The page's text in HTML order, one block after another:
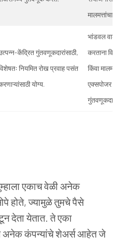
मालमत्तांचा
केंद्रितगुंतवणूकदारांसाठी,
नियमितरोखप्रवाहपसंत
योग्य.
भांडवल
करताना
किंवामालमत्ता
एक्सपोजर
एकाचवेळीअनेक
होते, ज्यामुळेतुमचेपैसे
देतायेतात. तेएका
अनेककंपन्यांचेशेअर्सआहेतजे